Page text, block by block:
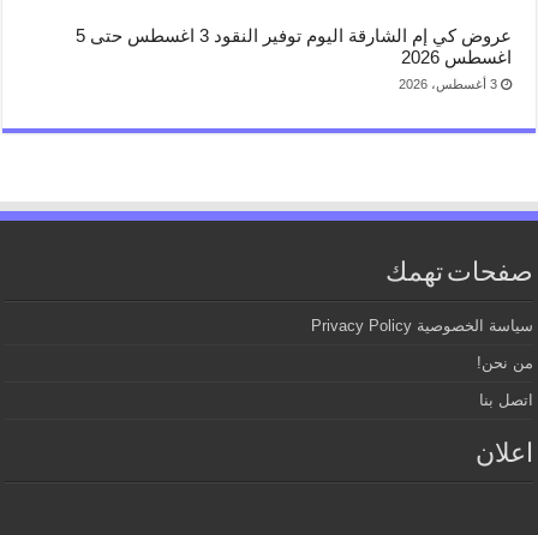
عروض كي إم الشارقة اليوم توفير النقود 3 اغسطس حتى 5
اغسطس 2026
3 أغسطس، 2026
صفحات تهمك
سياسة الخصوصية Privacy Policy
من نحن!
اتصل بنا
اعلان